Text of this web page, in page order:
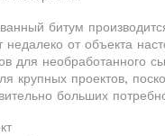
битум
недалеко от объекта
для необработанного
крупных проектов,
больших